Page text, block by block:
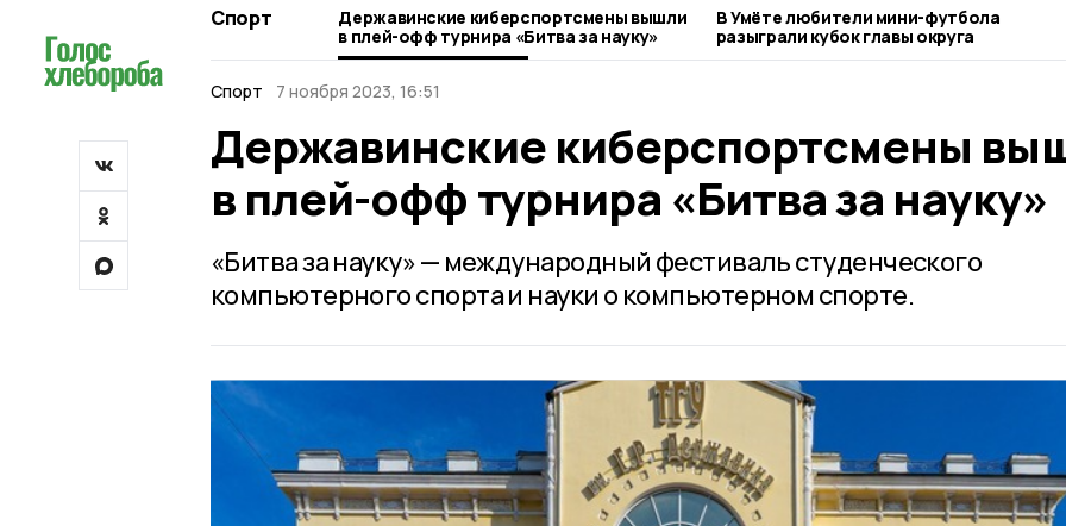
Спорт
Державинские киберспортсмены вышли
в плей-офф турнира «Битва за науку»
В Умёте любители мини-футбола
разыграли кубок главы округа
Спорт 7 ноября 2023, 16:51
Державинские киберспортсмены
в плей-офф турнира «Битва за науку»
«Битва за науку» — международный фестиваль студенческого
компьютерного спорта и науки о компьютерном спорте.